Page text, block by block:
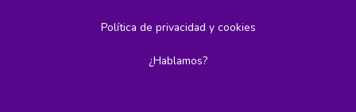
Política de privacidad y cookies
¿Hablamos?